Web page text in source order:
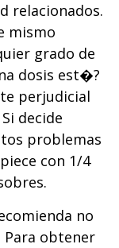
relacionados.
mismo
grado de
dosis est�?
perjudicial
decide
problemas
con 1/4
no
Para obtener